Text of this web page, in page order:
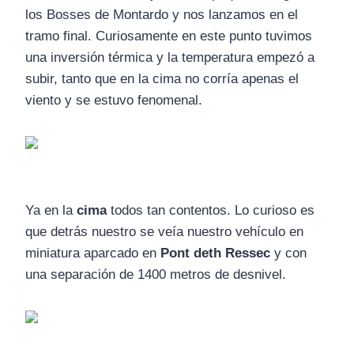
los Bosses de Montardo y nos lanzamos en el
tramo final. Curiosamente en este punto tuvimos
una inversión térmica y la temperatura empezó a
subir, tanto que en la cima no corría apenas el
viento y se estuvo fenomenal.
Ya en la cimatodos tan contentos. Lo curioso es
que detrás nuestro se veía nuestro vehículo en
miniatura aparcado en Pont deth Ressec y con
una separación de 1400 metros de desnivel.